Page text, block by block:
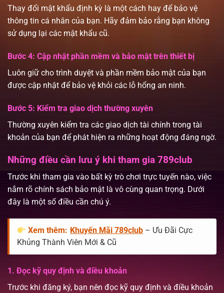
Thay đổi mật khẩu định kỳ là một cách hay để bảo vệ
thông tin cá nhân của bạn. Hãy đảm bảo rằng bạn không
sử dụng lại các mật khẩu cũ.
Bước 4: Cập nhật phần mềm và bảo mật trên thiết bị
Luôn giữ cho trình duyệt và phần mềm bảo mật của bạn
được cập nhật để bảo vệ khỏi các lỗ hổng an ninh.
Bước 5: Kiểm tra giao dịch thường xuyên
Thường xuyên kiểm tra các giao dịch tài chính trong tài
khoản của bạn để phát hiện ra những hoạt động đáng ngờ.
Những điều cần lưu ý khi tham gia 789club
Trước khi tham gia vào bất kỳ trò chơi trực tuyến nào, việc
nắm rõ chính sách bảo mật là vô cùng quan trọng. Dưới
đây là một số điều cần chú ý.
Xem thêm: Khuyến Mãi 789club – Ưu Đãi Cực
Khủng Thành Viên Mới & Cũ
1. Đọc kỹ quy định và điều khoản
Trước khi đăng ký, bạn nên đọc kỹ quy định và điều khoản